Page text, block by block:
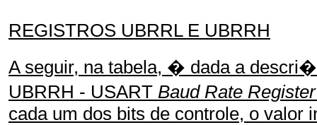
REGISTROS UBRRL E UBRRH
A seguir, na tabela, � dada a
UBRRH - USART Baud Rate
cada um dos bits de controle, o valor